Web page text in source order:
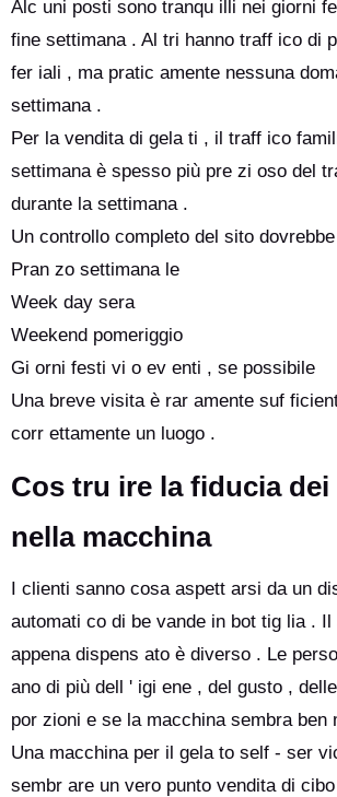
Alc uni posti sono tranqu illi nei giorni
fine settimana . Al tri hanno traff ico di
fer iali , ma pratic amente nessuna
settimana .
Per la vendita di gela ti , il traff ico
settimana è spesso più pre zi oso del
durante la settimana .
Un controllo completo del sito
Pran zo settimana le
Week day sera
Weekend pomeriggio
Gi orni festi vi o ev enti , se possibile
Una breve visita è rar amente suf
corr ettamente un luogo .
Cos tru ire la fiducia
nella macchina
I clienti sanno cosa aspett arsi da un
automati co di be vande in bot tig lia .
appena dispens ato è diverso . Le
ano di più dell ' igi ene , del gusto ,
por zioni e se la macchina sembra ben
Una macchina per il gela to self - ser
sembr are un vero punto vendita di